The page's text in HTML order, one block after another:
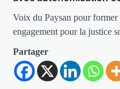
Voix du Paysan pour
engagement pour la justice
Partager